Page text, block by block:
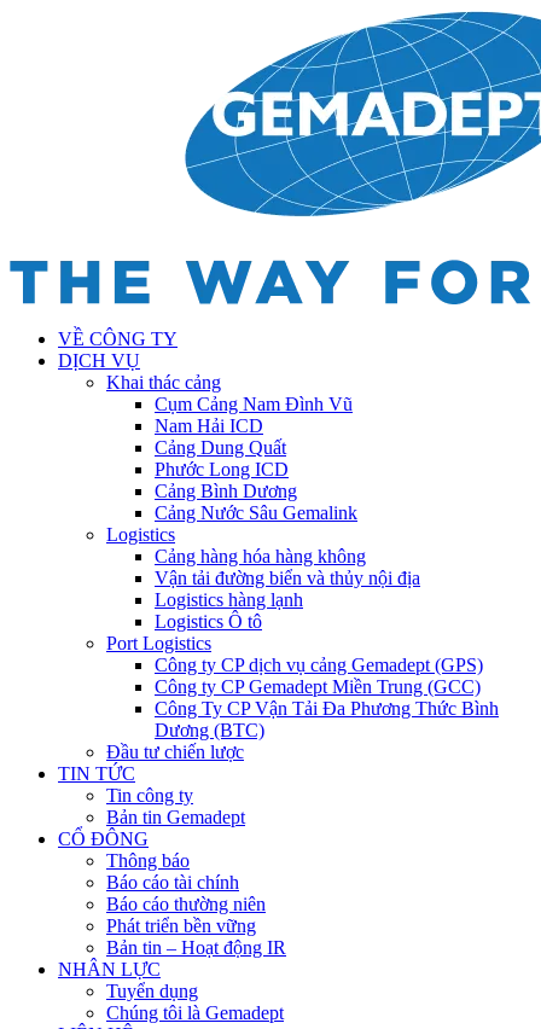
VỀ CÔNG TY
DỊCH VỤ
Khai thác cảng
Cụm Cảng Nam Đình Vũ
Nam Hải ICD
Cảng Dung Quất
Phước Long ICD
Cảng Bình Dương
Cảng Nước Sâu Gemalink
Logistics
Cảng hàng hóa hàng không
Vận tải đường biển và thủy nội địa
Logistics hàng lạnh
Logistics Ô tô
Port Logistics
Công ty CP dịch vụ cảng Gemadept (GPS)
Công ty CP Gemadept Miền Trung (GCC)
Công Ty CP Vận Tải Đa Phương Thức Bình
Dương (BTC)
Đầu tư chiến lược
TIN TỨC
Tin công ty
Bản tin Gemadept
CỔ ĐÔNG
Thông báo
Báo cáo tài chính
Báo cáo thường niên
Phát triển bền vững
Bản tin – Hoạt động IR
NHÂN LỰC
Tuyển dụng
Chúng tôi là Gemadept